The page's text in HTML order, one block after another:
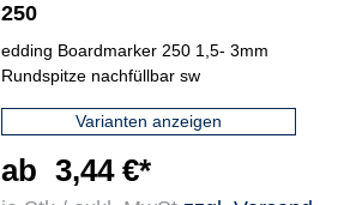
250
edding Boardmarker 250 1,5- 3mm
Rundspitze nachfüllbar sw
Varianten anzeigen
ab 3,44 €*